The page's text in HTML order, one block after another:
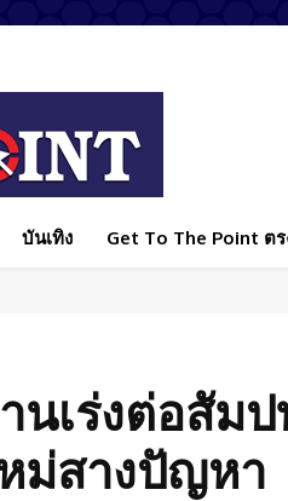
บันเทิง Get To The Point ตร
นเร่งต่อสัม
ม่สางปัญหา